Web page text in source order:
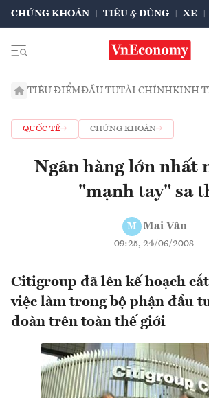
CHỨNG KHOÁN TIÊU & DÙNG XE
TIÊU ĐIỂMĐẦU TƯTÀI CHÍNHKINH
QUỐC TẾ CHỨNG KHOÁN
Ngân hàng lớn nhất
"mạnh tay" sa
M Mai Vân
09:25, 24/06/2008
Citigroup đã lên kế hoạch
việc làm trong bộ phận đầu
đoàn trên toàn thế giới